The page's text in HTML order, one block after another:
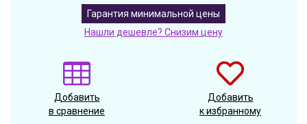
Гарантия минимальной цены
Нашли дешевле? Снизим цену
Добавить
в сравнение
Добавить
к избранному